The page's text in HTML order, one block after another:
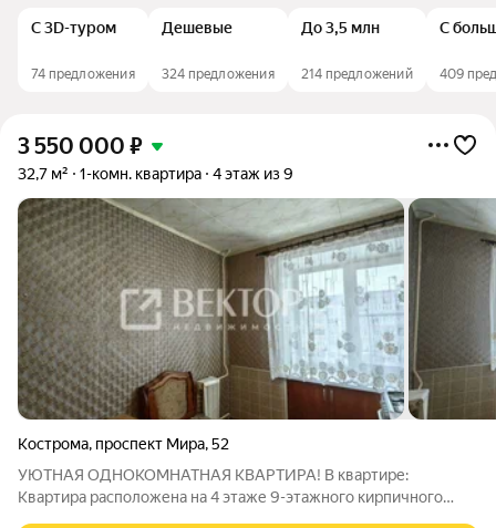
С 3D-туром
74 предложения
Дешевые
324 предложения
До 3,5 млн
214 предложений
С
409
3 550 000 ₽
32,7 м² 1-комн. квартира 4 этаж из 9
Кострома, проспект Мира,52
УЮТНАЯ ОДНОКОМНАТНАЯ КВАРТИРА! В квaртиpе:
Квартира расположена на 4 этаже 9-этажного кирпичного